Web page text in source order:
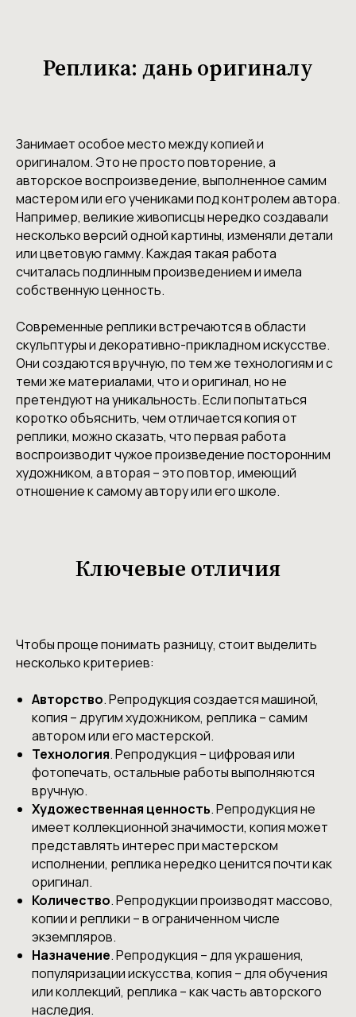
Реплика: дань оригиналу
Занимает особое место между копией и
оригиналом. Это не просто повторение, а
авторское воспроизведение, выполненное самим
мастером или его учениками под контролем автора.
Например, великие живописцы нередко создавали
несколько версий одной картины, изменяли детали
или цветовую гамму. Каждая такая работа
считалась подлинным произведением и имела
собственную ценность.
Современные реплики встречаются в области
скульптуры и декоративно-прикладном искусстве.
Они создаются вручную, по тем же технологиям и с
теми же материалами, что и оригинал, но не
претендуют на уникальность. Если попытаться
коротко объяснить, чем отличается копия от
реплики, можно сказать, что первая работа
воспроизводит чужое произведение посторонним
художником, а вторая – это повтор, имеющий
отношение к самому автору или его школе.
Ключевые отличия
Чтобы проще понимать разницу, стоит выделить
несколько критериев:
Авторство. Репродукция создается машиной,
копия – другим художником, реплика – самим
автором или его мастерской.
Технология. Репродукция – цифровая или
фотопечать, остальные работы выполняются
вручную.
Художественная ценность. Репродукция не
имеет коллекционной значимости, копия может
представлять интерес при мастерском
исполнении, реплика нередко ценится почти как
оригинал.
Количество. Репродукции производят массово,
копии и реплики – в ограниченном числе
экземпляров.
Назначение. Репродукция – для украшения,
популяризации искусства, копия – для обучения
или коллекций, реплика – как часть авторского
наследия.